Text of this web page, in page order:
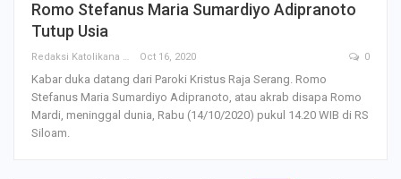
Romo Stefanus Maria Sumardiyo Adipranoto
Tutup Usia
Redaksi Katolikana Oct 16, 2020 0
Kabar duka datang dari Paroki Kristus Raja Serang. Romo
Stefanus Maria Sumardiyo Adipranoto, atau akrab disapa Romo
Mardi, meninggal dunia, Rabu (14/10/2020) pukul 14.20 WIB di RS
Siloam.